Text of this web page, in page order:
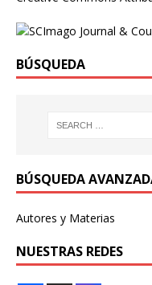
BÚSQUEDA
BÚSQUEDA
Autores y Materias
NUESTRAS REDES